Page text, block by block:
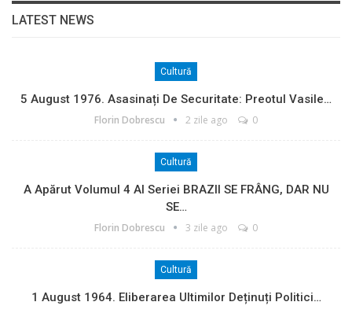
LATEST NEWS
Cultură
5 August 1976. Asasinați De Securitate: Preotul Vasile…
Florin Dobrescu 2 zile ago 0
Cultură
A Apărut Volumul 4 Al Seriei BRAZII SE FRÂNG, DAR NU
SE…
Florin Dobrescu 3 zile ago 0
Cultură
1 August 1964. Eliberarea Ultimilor Deținuți Politici…